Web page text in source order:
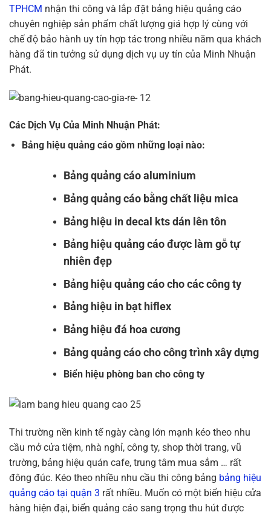
TPHCM nhận thi công và lắp đặt bảng hiệu quảng cáo
chuyên nghiệp sản phẩm chất lượng giá hợp lý cùng với
chế độ bảo hành uy tín hợp tác trong nhiều năm qua khách
hàng đã tin tưởng sử dụng dịch vụ uy tín của Minh Nhuận
Phát.
Các Dịch Vụ Của Minh Nhuận Phát:
Bảng hiệu quảng cáo gồm những loại nào:
Bảng quảng cáo aluminium
Bảng quảng cáo bằng chất liệu mica
Bảng hiệu in decal kts dán lên tôn
Bảng hiệu quảng cáo được làm gỗ tự
nhiên đẹp
Bảng hiệu quảng cáo cho các công ty
Bảng hiệu in bạt hiflex
Bảng hiệu đá hoa cương
Bảng quảng cáo cho công trình xây dựng
Biển hiệu phòng ban cho công ty
Thi trường nền kinh tế ngày càng lớn mạnh kéo theo nhu
cầu mở cửa tiệm, nhà nghỉ, công ty, shop thời trang, vũ
trường, bảng hiệu quán cafe, trung tâm mua sắm … rất
đông đúc. Kéo theo nhiều nhu cầu thi công bảng bảng hiệu
quảng cáo tại quận 3 rất nhiều. Muốn có một biển hiệu cửa
hàng hiện đại, biển quảng cáo sang trọng thu hút được